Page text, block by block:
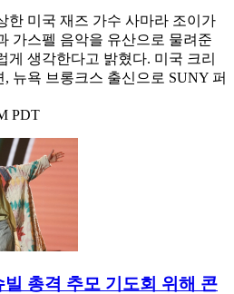
한 미국 재즈 가수 사마라 조이가
가스펠 음악을 유산으로 물려준
게 생각한다고 밝혔다. 미국 크리
뉴욕 브롱크스 출신으로 SUNY 퍼
PDT
총격 추모 기도회 위해 콘